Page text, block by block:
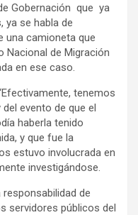
Gobernación que ya
ya se habla de
una camioneta que
Nacional de Migración
en ese caso.
tenemos
evento de que el
haberla tenido
y que fue la
estuvo involucrada en
investigándose.
de
servidores públicos del